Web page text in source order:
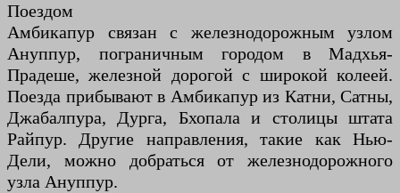
Поездом
Амбикапур связан с железнодорожным узлом
Ануппур, пограничным городом в Мадхья-
Прадеше, железной дорогой с широкой колеей.
Поезда прибывают в Амбикапур из Катни, Сатны,
Джабалпура, Дурга, Бхопала и столицы штата
Райпур. Другие направления, такие как Нью-
Дели, можно добраться от железнодорожного
узла Ануппур.